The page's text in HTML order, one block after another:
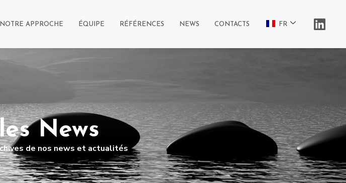
NOTRE APPROCHE ÉQUIPE RÉFÉRENCES NEWS CONTACTS FR
News
de nos news et actualités